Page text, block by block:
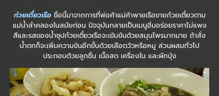
ก๋วยเตี๋ยวเรือชื่อนี้มาจากการที่พ่อค้าแม่ค้าพายเรือขายก๋วยเตี๋ยวตาม
แม่น้ำลำคลองในสมัยก่อน ปัจจุบันกลายเป็นเมนูอิ่มอร่อยราคาไม่แพง
สีและรสของน้ำซุปก๋วยเตี๋ยวเรือจะเข้มข้นด้วยสมุนไพรมากมาย ถ้าสั่ง
น้ำตกก็จะเพิ่มความข้นอีกขั้นด้วยเลือดวัวหรือหมู ส่วนผสมทั่วไป
ประกอบด้วยลูกชิ้น เนื้อสด เครื่องใน และผักบุ้ง